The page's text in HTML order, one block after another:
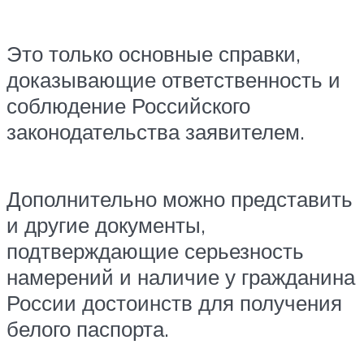
Это только основные справки,
доказывающие ответственность и
соблюдение Российского
законодательства заявителем.
Дополнительно можно представить
и другие документы,
подтверждающие серьезность
намерений и наличие у гражданина
России достоинств для получения
белого паспорта.